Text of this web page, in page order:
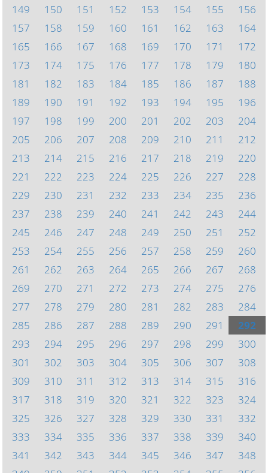
149
150 151 152 153 154 155
156
157
158 159 160 161 162 163
164
165
166 167 168 169 170 171
172
173
174 175 176 177 178 179
180
181
182 183 184 185 186 187
188
189
190 191 192 193 194 195
196
197
198 199 200 201 202 203
204
205
206 207 208 209 210 211
212
213
214 215 216 217 218 219
220
221
222 223 224 225 226 227
228
229
230 231 232 233 234 235
236
237
238 239 240 241 242 243
244
245
246 247 248 249 250 251
252
253
254 255 256 257 258 259
260
261
262 263 264 265 266 267
268
269
270 271 272 273 274 275
276
277
278 279 280 281 282 283
284
285
286 287 288 289 290 291
292
293
294 295 296 297 298 299
300
301
302 303 304 305 306 307
308
309
310 311 312 313 314 315
316
317
318 319 320 321 322 323
324
325
326 327 328 329 330 331
332
333
334 335 336 337 338 339
340
341
342 343 344 345 346 347
348